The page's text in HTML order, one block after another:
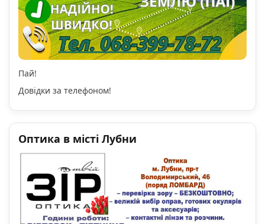
Пай!
Довідки за телефоном!
Оптика в місті Лубни